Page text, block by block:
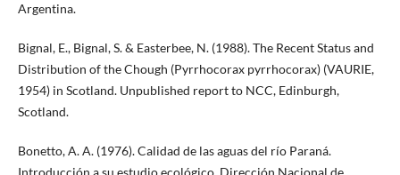
Argentina.
Bignal, E., Bignal, S. & Easterbee, N. (1988). The Recent Status and
Distribution of the Chough (Pyrrhocorax pyrrhocorax) (VAURIE,
1954) in Scotland. Unpublished report to NCC, Edinburgh,
Scotland.
Bonetto, A. A. (1976). Calidad de las aguas del río Paraná.
Introducción a su estudio ecológico. Dirección Nacional de